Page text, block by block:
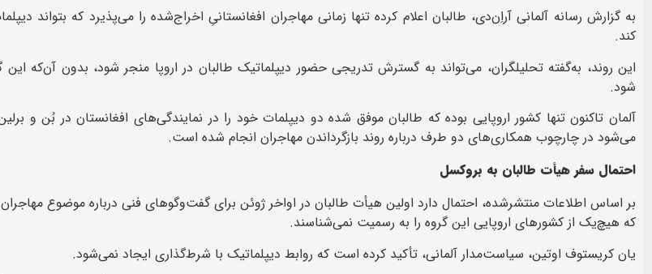
به گزارش رسانه آلمانی آر‌اِن‌دی، طالبان اعلام کرده تنها زمانی مهاجران افغانستانیِ اخراج‌شده را می‌پذیرد که بتواند
کند.
این روند، به‌گفته تحلیلگران، می‌تواند به گسترش تدریجی حضور دیپلماتیک طالبان در اروپا منجر شود، بدون آن‌که
شود.
آلمان تاکنون تنها کشور اروپایی بوده که طالبان موفق شده دو دیپلمات خود را در نمایندگی‌های افغانستان در بُن و
می‌شود در چارچوب همکاری‌های دو طرف درباره روند بازگرداندن مهاجران انجام شده است.
احتمال سفر هیأت طالبان به بروکسل
بر اساس اطلاعات منتشرشده، احتمال دارد اولین هیأت طالبان در اواخر ژوئن برای گفت‌وگوهای فنی درباره موضوع
که هیچ‌یک از کشورهای اروپایی این گروه را به رسمیت نمی‌شناسند.
یان کریستوف اوتین، سیاست‌مدار آلمانی، تأکید کرده است که روابط دیپلماتیک با شرط‌گذاری ایجاد نمی‌شود.